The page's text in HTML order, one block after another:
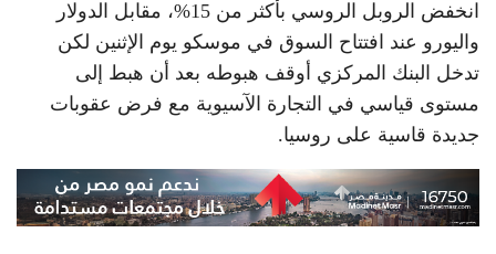
انخفض الروبل الروسي بأكثر من 15%، مقابل الدولار
واليورو عند افتتاح السوق في موسكو يوم الإثنين لكن
تدخل البنك المركزي أوقف هبوطه بعد أن هبط إلى
مستوى قياسي في التجارة الآسيوية مع فرض عقوبات
جديدة قاسية على روسيا.